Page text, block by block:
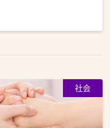
社会